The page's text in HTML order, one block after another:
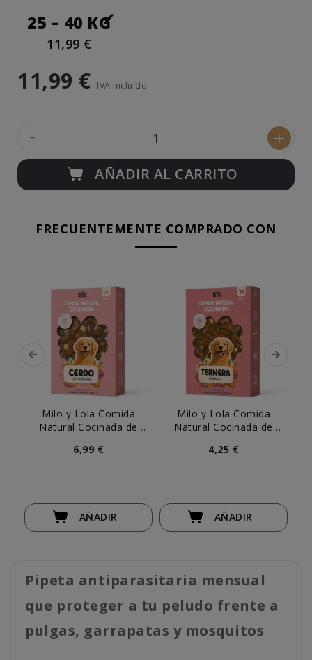
25 – 40 KG
11,99 €
11,99 € IVA incluido
- +
AÑADIR AL CARRITO
FRECUENTEMENTE COMPRADO CON
Milo y Lola Comida
Natural Cocinada de
6,99 €
AÑADIR
Milo y Lola Comida
Natural Cocinada de
Perro Adulto
4,25 €
AÑADIR
Pipeta antiparasitaria mensual
que proteger a tu peludo frente a
pulgas, garrapatas y mosquitos